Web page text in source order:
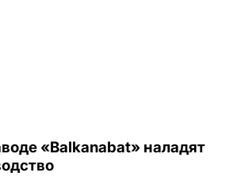
«Balkanabat» наладят